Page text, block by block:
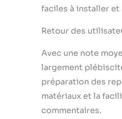
faciles à installer
Retour des
Avec une note
largement
préparation des
matériaux et la
commentaires.